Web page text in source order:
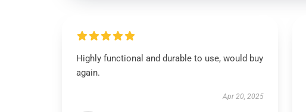
Highly functional and durable to use, would buy
again.
Apr 20, 2025